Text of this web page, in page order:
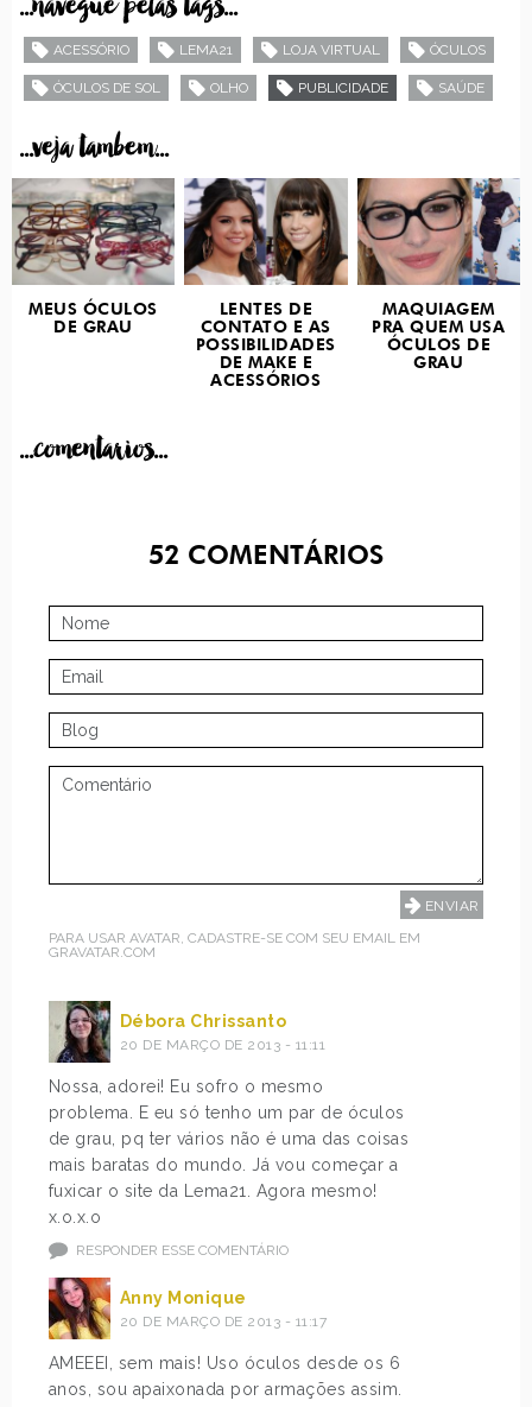
ACESSÓRIO LEMA21 LOJA VIRTUAL ÓCULOS
ÓCULOS DE SOL OLHO PUBLICIDADE SAÚDE
...veja tambem...
MEUS ÓCULOS
DE GRAU
LENTES DE
CONTATO E AS
POSSIBILIDADES
DE MAKE E
ACESSÓRIOS
MAQUIAGEM
PRA QUEM USA
ÓCULOS DE
GRAU
...comentarios...
52 COMENTÁRIOS
PARA USAR AVATAR, CADASTRE-SE COM SEU EMAIL EM
GRAVATAR.COM
Débora Chrissanto
20 DE MARÇO DE 2013 - 11:11
Nossa, adorei! Eu sofro o mesmo
problema. E eu só tenho um par de óculos
de grau, pq ter vários não é uma das coisas
mais baratas do mundo. Já vou começar a
fuxicar o site da Lema21. Agora mesmo!
x.o.x.o
RESPONDER ESSE COMENTÁRIO
Anny Monique
20 DE MARÇO DE 2013 - 11:17
AMEEEI, sem mais! Uso óculos desde os 6
anos, sou apaixonada por armações assim.